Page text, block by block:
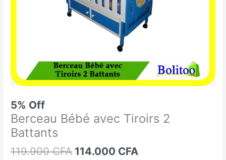
5% Off
Berceau Bébé avec Tiroirs 2
Battants
119.900CFA 114.000 CFA